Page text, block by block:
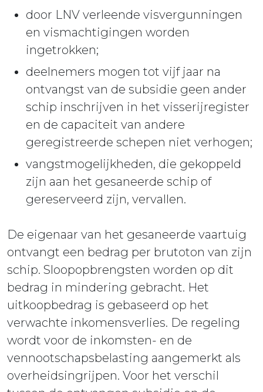
door LNV verleende visvergunningen
en vismachtigingen worden
ingetrokken;
deelnemers mogen tot vijf jaar na
ontvangst van de subsidie geen ander
schip inschrijven in het visserijregister
en de capaciteit van andere
geregistreerde schepen niet verhogen;
vangstmogelijkheden, die gekoppeld
zijn aan het gesaneerde schip of
gereserveerd zijn, vervallen.
De eigenaar van het gesaneerde vaartuig
ontvangt een bedrag per brutoton van zijn
schip. Sloopopbrengsten worden op dit
bedrag in mindering gebracht. Het
uitkoopbedrag is gebaseerd op het
verwachte inkomensverlies. De regeling
wordt voor de inkomsten- en de
vennootschapsbelasting aangemerkt als
overheidsingrijpen. Voor het verschil